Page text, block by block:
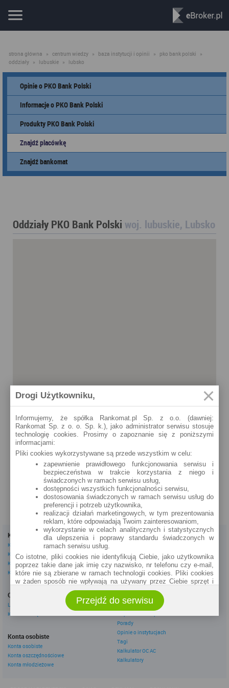
strona główna » centrum wiedzy » baza instytucji i opinii » pko bank polski
»
oddziały » lubuskie » lubsko
Opinie o PKO Bank Polski
Informacje o PKO Bank Polski
Produkty PKO Bank Polski
Znajdź placówkę
Znajdź bankomat
Oddziały PKO Bank Polski woj. lubuskie, Lubsko
Lubsko
zobacz na mapie »
Kredyty
Kredyty gotówkowe
Kredyty hipoteczne
Kredyty konsolidacyjne
Kredyty na samochód
Oszczędzanie
Lokaty
Konta oszczędnościowe
Konta osobiste
Konta osobiste
Konta oszczędnościowe
Konta młodzieżowe
Dla firm
Konta firmowe
Leasingi
Inne
eBroker Ekstra
Artykuły
Porady
Opinie o instytucjach
Tagi
Kalkulator OC AC
Kalkulatory
Drogi Użytkowniku,
Informujemy, że spółka Rankomat.pl Sp. z o.o. (dawniej:
Rankomat Sp. z o. o. Sp. k.), jako administrator serwisu stosuje
technologię cookies. Prosimy o zapoznanie się z poniższymi
informacjami:
Pliki cookies wykorzystywane są przede wszystkim w celu:
zapewnienie prawidłowego funkcjonowania serwisu i
bezpieczeństwa w trakcie korzystania z niego i
świadczonych w ramach serwisu usług,
dostępności wszystkich funkcjonalności serwisu,
dostosowania świadczonych w ramach serwisu usług do
preferencji i potrzeb użytkownika,
realizacji działań marketingowych, w tym prezentowania
reklam, które odpowiadają Twoim zainteresowaniom,
wykorzystanie w celach analitycznych i statystycznych
dla ulepszenia i poprawy standardu świadczonych w
ramach serwisu usług.
Co istotne, pliki cookies nie identyfikują Ciebie, jako użytkownika
poprzez takie dane jak imię czy nazwisko, nr telefonu czy e-mail,
które nie są zbierane w ramach technologii cookies. Pliki cookies
w żaden sposób nie wpływają na używany przez Ciebie sprzęt i
Zakres wykorzystywania plików cookies możliwy jest do
określenia w ustawieniach przeglądarki każdego użytkownika. Bez
wprowadzenia zmian ustawień, informacje w plikach cookies mogą
być zapisywane w pamięci Twojego urządzenia.
Administratorem danych pozyskiwanych w technologii cookies jest
spółka Rankomat.pl Sp. z o.o. (dawniej: Rankomat Sp. z o. o. Sp.
k.) z siedzibą w Warszawie, ul. Wolska 88, 01 - 141 Warszawa.
Możesz jako użytkownik w każdym czasie skontaktować się z
administratorem pod adresem bok@ebroker.pl, jak również wyrazić
Przejdź do serwisu